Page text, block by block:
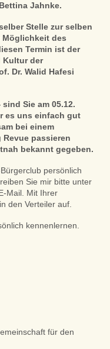
Jahnke.
Stelle zur selben
Möglichkeit des
Termin ist der
Kultur der
Dr. Walid Hafesi
Sie am 05.12.
es uns einfach gut
bei einem
passieren
bekannt gegeben.
persönlich
Sie mir bitte unter
Mail. Mit Ihrer
den Verteiler auf.
kennenlernen.
für den